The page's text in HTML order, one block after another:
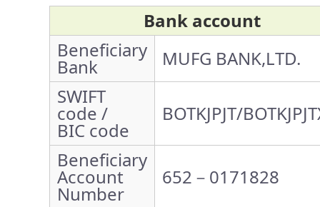
Bank account
Beneficiary
Bank
MUFG BANK,LTD.
SWIFT
code /
BIC code
BOTKJPJT/
Beneficiary
Account
Number
652－0171828